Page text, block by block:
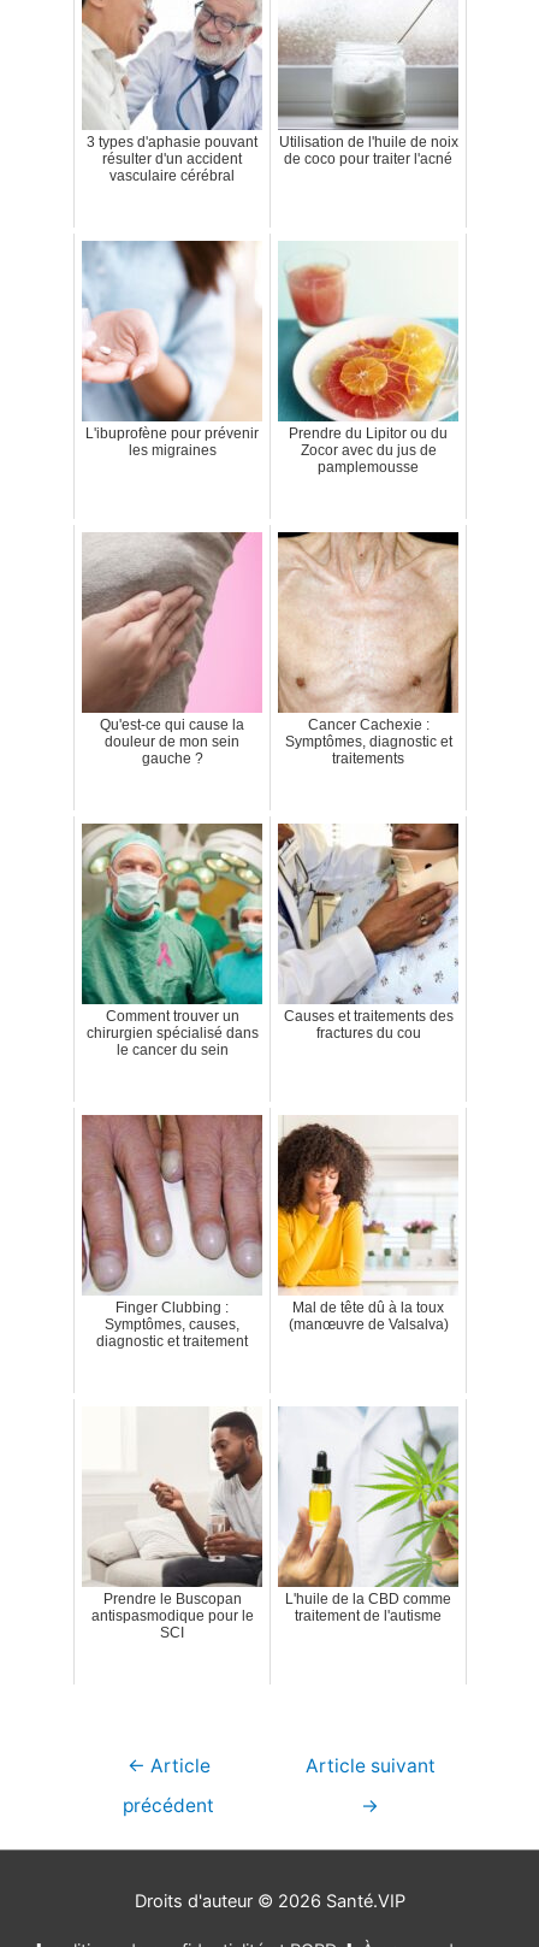
3 types d'aphasie pouvant
résulter d'un accident
vasculaire cérébral
Utilisation de l'huile de noix
de coco pour traiter l'acné
L'ibuprofène pour prévenir
les migraines
Prendre du Lipitor ou du
Zocor avec du jus de
pamplemousse
Qu'est-ce qui cause la
douleur de mon sein
gauche ?
Cancer Cachexie :
Symptômes, diagnostic et
traitements
Comment trouver un
chirurgien spécialisé dans
le cancer du sein
Causes et traitements des
fractures du cou
Finger Clubbing :
Symptômes, causes,
diagnostic et traitement
Mal de tête dû à la toux
(manœuvre de Valsalva)
Prendre le Buscopan
antispasmodique pour le
SCI
L'huile de la CBD comme
traitement de l'autisme
Navigation
← Article
précédent
Article suivant
→
Droits d'auteur © 2026 Santé.VIP